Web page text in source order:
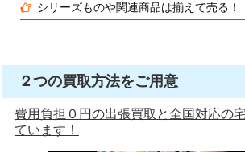
シリーズものや関連商品は揃えて売る！
２つの買取方法をご用意
費用負担０円の出張買取と全国対応の
ています！